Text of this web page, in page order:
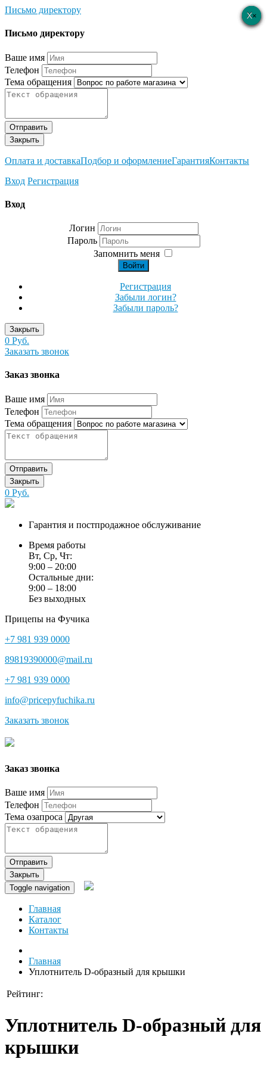
Письмо директору
×
Письмо директору
Ваше имя
Телефон
Тема обращения
Отправить
Закрыть
Оплата и доставкаПодбор и оформлениеГарантияКонтакты
Вход Регистрация
×
Вход
Логин
Пароль
Запомнить меня
Войти
Регистрация
Забыли логин?
Забыли пароль?
Закрыть
0 Руб.
Заказать звонок
×
Заказ звонка
Ваше имя
Телефон
Тема обращения
Отправить
Закрыть
0 Руб.
Гарантия и постпродажное обслуживание
Время работы
Вт, Ср, Чт:
9:00 – 20:00
Остальные дни:
9:00 – 18:00
Без выходных
Прицепы на Фучика
+7 981 939 0000
89819390000@mail.ru
+7 981 939 0000
info@pricepyfuchika.ru
Заказать звонок
×
Заказ звонка
Ваше имя
Телефон
Тема озапроса
Отправить
Закрыть
Toggle navigation
Главная
Каталог
Контакты
Главная
Уплотнитель D-образный для крышки
Рейтинг:
Уплотнитель D-образный для
крышки
×